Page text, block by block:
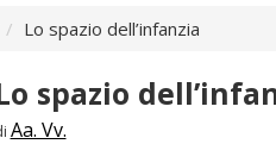
Lo spazio dell’infanzia
spazio
Aa. Vv.